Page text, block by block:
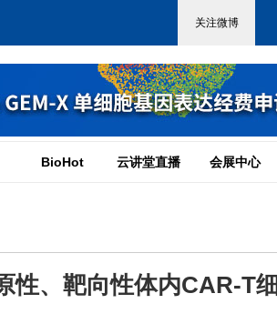
BioHot 云讲堂直播 会展中心
性、靶向性体内CAR-T细